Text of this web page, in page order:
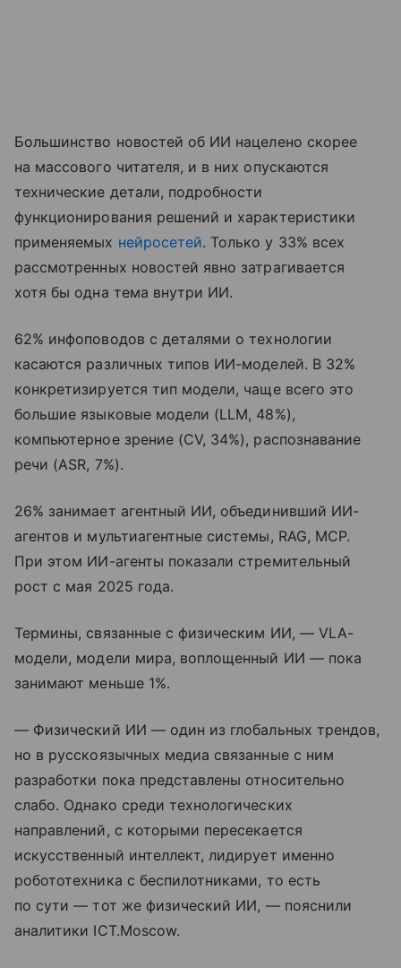
Большинство новостей об ИИ нацелено скорее
на массового читателя, и в них опускаются
технические детали, подробности
функционирования решений и характеристики
применяемых нейросетей. Только у 33% всех
рассмотренных новостей явно затрагивается
хотя бы одна тема внутри ИИ.
62% инфоповодов с деталями о технологии
касаются различных типов ИИ-моделей. В 32%
конкретизируется тип модели, чаще всего это
большие языковые модели (LLM, 48%),
компьютерное зрение (CV, 34%), распознавание
речи (ASR, 7%).
26% занимает агентный ИИ, объединивший ИИ-
агентов и мультиагентные системы, RAG, MCP.
При этом ИИ-агенты показали стремительный
рост с мая 2025 года.
Термины, связанные с физическим ИИ, — VLA-
модели, модели мира, воплощенный ИИ — пока
занимают меньше 1%.
— Физический ИИ — один из глобальных трендов,
но в русскоязычных медиа связанные с ним
разработки пока представлены относительно
слабо. Однако среди технологических
направлений, с которыми пересекается
искусственный интеллект, лидирует именно
робототехника с беспилотниками, то есть
по сути — тот же физический ИИ, — пояснили
аналитики ICT.Moscow.